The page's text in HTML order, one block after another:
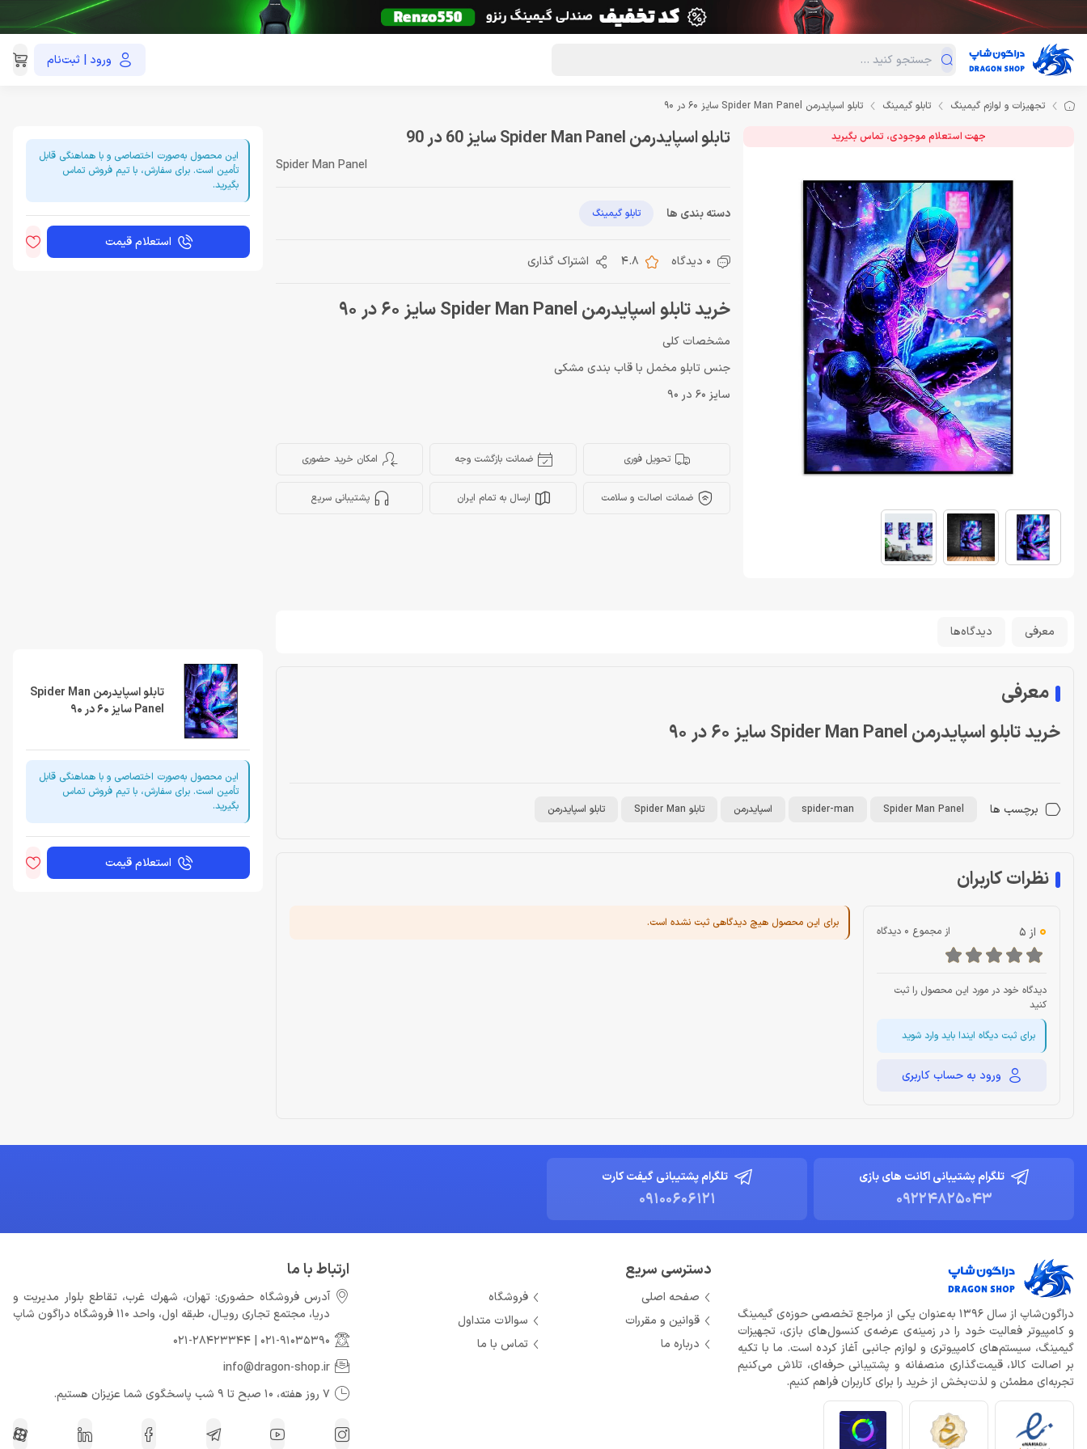
ورود | ثبت‌نام دسته‌بندی محصولات فروش ویژه 021-91035390
تجهیزات و لوازم گیمینگ تابلو گیمینگ تابلو اسپایدرمن Spider Man Panel سایز 60 در 90
جهت استعلام موجودی، تماس بگیرید تابلو اسپایدرمن Spider Man Panel سایز 60 در 90
Spider Man Panel
دسته بندی ها تابلو گیمینگ
0 دیدگاه 4.8 اشتراک گذاری
خرید تابلو اسپایدرمن Spider Man Panel سایز 60 در 90
مشخصات کلی
جنس تابلو مخمل با قاب بندی مشکی
سایز 60 در 90
تحویل فوری ضمانت بازگشت وجه امکان خرید حضوری
ضمانت اصالت و سلامت ارسال به تمام ایران پشتیبانی سریع
این محصول به‌صورت اختصاصی و با هماهنگی قابل
تأمین است. برای سفارش، با تیم فروش تماس
بگیرید.
استعلام قیمت
معرفی دیدگاه‌ها
معرفی
خرید تابلو اسپایدرمن Spider Man Panel سایز 60 در 90
برچسب ها Spider Man Panel
spider-man اسپایدرمن تابلو Spider Man تابلو اسپایدرمن
نظرات کاربران
0 از 5 از مجموع 0 دیدگاه
دیدگاه خود در مورد این محصول را ثبت
کنید
برای ثبت دیگاه ایندا باید وارد شوید
ورود به حساب کاربری
برای این محصول هیچ دیدگاهی ثبت نشده است.
تابلو اسپایدرمن Spider Man
Panel سایز 60 در 90
این محصول به‌صورت اختصاصی و با هماهنگی قابل
تأمین است. برای سفارش، با تیم فروش تماس
بگیرید.
استعلام قیمت
تلگرام پشتیبانی اکانت های بازی
09224825043
تلگرام پشتیبانی گیفت کارت
09100606121
دراگون‌شاپ از سال 1396 به‌عنوان یکی از مراجع تخصصی حوزه‌ی گیمینگ
و کامپیوتر فعالیت خود را در زمینه‌ی عرضه‌ی کنسول‌های بازی، تجهیزات
گیمینگ، سیستم‌های کامپیوتری و لوازم جانبی آغاز کرده است. ما با تکیه
بر اصالت کالا، قیمت‌گذاری منصفانه و پشتیبانی حرفه‌ای، تلاش می‌کنیم
تجربه‌ای مطمئن و لذت‌بخش از خرید را برای کاربران فراهم کنیم.
دسترسی سریع
صفحه اصلی
فروشگاه
قوانین و مقررات
سوالات متداول
درباره ما
تماس با ما
ارتباط با ما
آدرس فروشگاه حضوری: تهران، شهرك غرب، تقاطع بلوار مدیریت و
دريا، مجتمع تجارى رويـال، طبقه اول، واحد 110 فروشگاه دراگون شاپ
021-91035390
021-28423344
info@dragon-shop.ir
7 روز هفته، 10 صبح تا 9 شب پاسخگوی شما عزیزان هستیم.